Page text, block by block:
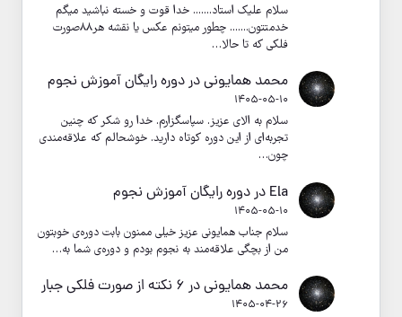
سلام علیک استاد....... خدا قوت و خسته نباشید میگم
خدمتتون....... چطور میتونم عکس یا نقشه هر۸۸صورت
فلکی که تا حالا…
محمد همایونیدردوره رایگان آموزش نجوم
1405-05-10
سلام به الای عزیز. سپاسگزارم. خدا رو شکر که چنین
تجربه‌ای از این دوره کوتاه دارید. خوشحالم که علاقه‌مندی
چون…
Ela دردوره رایگان آموزش نجوم
1405-05-10
سلام جناب همایونی عزیز خیلی ممنون بابت دوره‌ی خوبتون
من از بچگی علاقه‌مند به نجوم بودم و دوره‌ی شما به…
محمد همایونیدر ۶ نکته از صورت فلکی جبار
1405-04-26